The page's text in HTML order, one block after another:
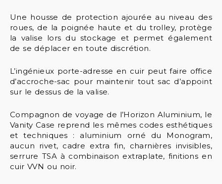
Une housse de protection ajourée au niveau des
roues, de la poignée haute et du trolley, protège
la valise lors du stockage et permet également
de se déplacer en toute discrétion.
L’ingénieux porte-adresse en cuir peut faire office
d’accroche-sac pour maintenir tout sac d’appoint
sur le dessus de la valise.
Compagnon de voyage de l’Horizon Aluminium, le
Vanity Case reprend les mêmes codes esthétiques
et techniques : aluminium orné du Monogram,
aucun rivet, cadre extra fin, charnières invisibles,
serrure TSA à combinaison extraplate, finitions en
cuir VVN ou noir.